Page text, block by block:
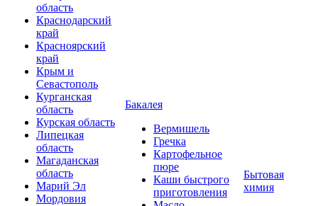
область
Краснодарский
край
Красноярский
край
Крым и
Севастополь
Курганская
область
Курская область
Липецкая
область
Магаданская
область
Марий Эл
Мордовия
Бакалея
Вермишель
Гречка
Картофельное
пюре
Каши быстрого
приготовления
Бытовая
химия